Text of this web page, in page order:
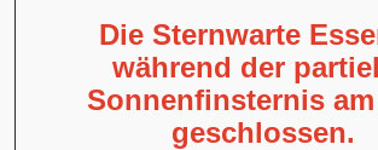
Die Sternwarte
während der
Sonnenfinsternis am
geschlossen.